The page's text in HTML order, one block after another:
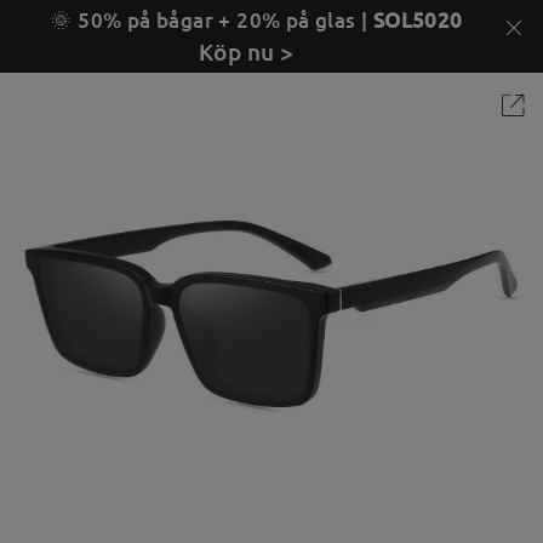
🌞 50% på bågar + 20% på glas | SOL5020
Köp nu >